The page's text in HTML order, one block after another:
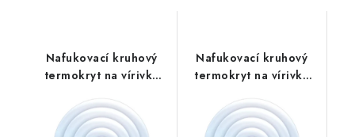
Nafukovací kruhový
termokryt na vírivku
Nafukovací kruhový
termokryt na vírivku